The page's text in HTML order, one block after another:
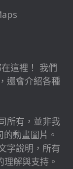
這裡！ 我們
還會介紹各種
所有，並非我
動畫圖片。
字說明，所有
解與支持。